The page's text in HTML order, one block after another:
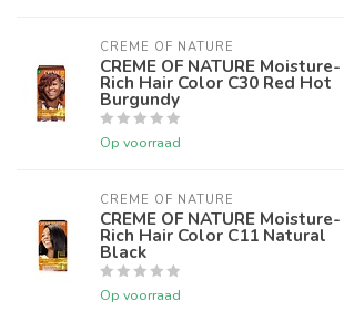
CREME OF NATURE
CREME OF NATURE Moisture-
Rich Hair Color C30 Red Hot
Burgundy
Op voorraad
CREME OF NATURE
CREME OF NATURE Moisture-
Rich Hair Color C11 Natural
Black
Op voorraad